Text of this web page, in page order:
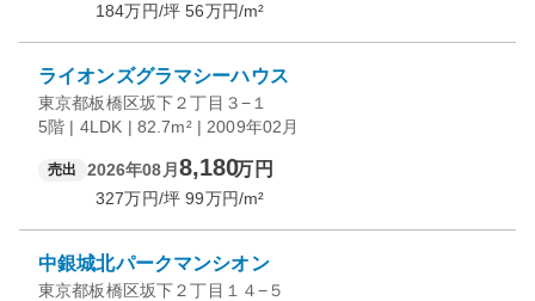
184万円/坪 56万円/m²
ライオンズグラマシーハウス
東京都板橋区坂下２丁目３−１
5階 | 4LDK | 82.7m² | 2009年02月
売出 2026年08月 8,180万円
327万円/坪 99万円/m²
中銀城北パークマンシオン
東京都板橋区坂下２丁目１４−５